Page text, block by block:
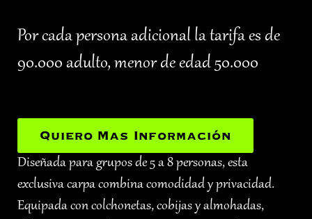
Por cada persona adicional la tarifa es de
90.000 adulto, menor de edad 50.000
Quiero Mas Información
Diseñada para grupos de 5 a 8 personas, esta
exclusiva carpa combina comodidad y privacidad.
Equipada con colchonetas, cobijas y almohadas,